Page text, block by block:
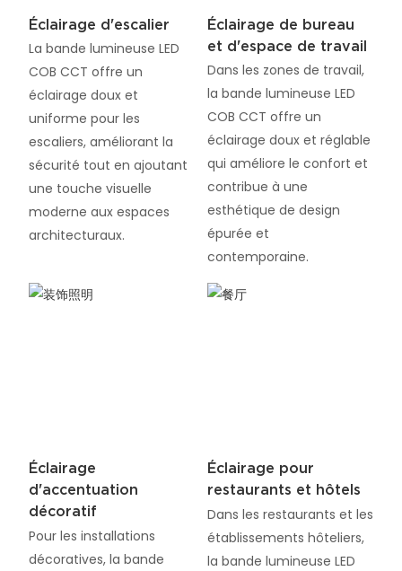
Éclairage d'escalier
La bande lumineuse LED
COB CCT offre un
éclairage doux et
uniforme pour les
escaliers, améliorant la
sécurité tout en ajoutant
une touche visuelle
moderne aux espaces
architecturaux.
Éclairage de bureau
et d'espace de travail
Dans les zones de travail,
la bande lumineuse LED
COB CCT offre un
éclairage doux et réglable
qui améliore le confort et
contribue à une
esthétique de design
épurée et
contemporaine.
Éclairage
d'accentuation
décoratif
Pour les installations
décoratives, la bande
Éclairage pour
restaurants et hôtels
Dans les restaurants et les
établissements hôteliers,
la bande lumineuse LED